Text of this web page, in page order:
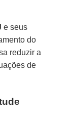
e seus
do
reduzir a
de